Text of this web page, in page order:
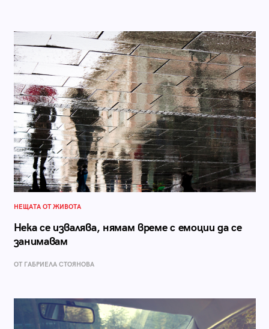
НЕЩАТА ОТ ЖИВОТА
Нека се извалява, нямам време с емоции да се
занимавам
ОТ ГАБРИЕЛА СТОЯНОВА